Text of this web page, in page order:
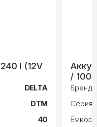
I (12V
DELTA
DTM
40
/
Бренд
Серия